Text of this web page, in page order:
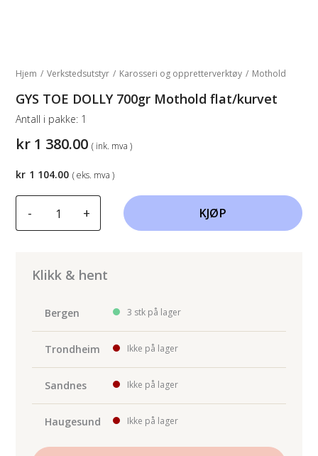
Hjem / Verkstedsutstyr / Karosseri og oppretterverktøy / Mothold
GYS TOE DOLLY 700gr Mothold flat/kurvet
kr 1 380.00 ( ink. mva )
Antall i pakke: 1
-
Mothold
+ KJØP
Klikk & hent
Bergen 3 stk på lager
Trondheim Ikke på lager
Sandnes Ikke på lager
Haugesund Ikke på lager
kr 1 104.00 ( eks. mva )